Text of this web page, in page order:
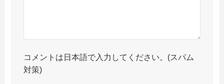
コメントは日本語で入力してください。(スパム
対策)